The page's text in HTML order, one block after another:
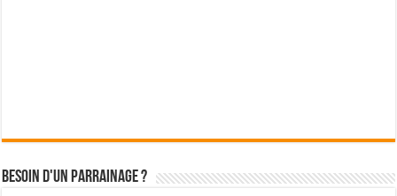
Besoin d'un parrainage ?